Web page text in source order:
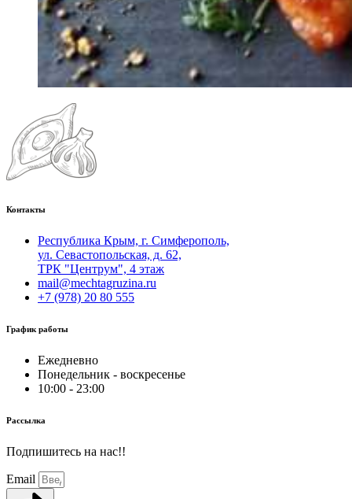
Контакты
Республика Крым, г. Симферополь,
ул. Севастопольская, д. 62,
ТРК "Центрум", 4 этаж
mail@mechtagruzina.ru
+7 (978) 20 80 555
График работы
Ежедневно
Понедельник - воскресенье
10:00 - 23:00
Рассылка
Подпишитесь на нас!!
Email